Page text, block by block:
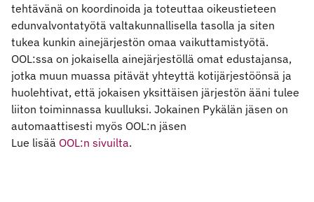
tehtävänä on koordinoida ja toteuttaa oikeustieteen
edunvalvontatyötä valtakunnallisella tasolla ja siten
tukea kunkin ainejärjestön omaa vaikuttamistyötä.
OOL:ssa on jokaisella ainejärjestöllä omat edustajansa,
jotka muun muassa pitävät yhteyttä kotijärjestöönsä ja
huolehtivat, että jokaisen yksittäisen järjestön ääni tulee
liiton toiminnassa kuulluksi. Jokainen Pykälän jäsen on
automaattisesti myös OOL:n jäsen
Lue lisää OOL:n sivuilta.